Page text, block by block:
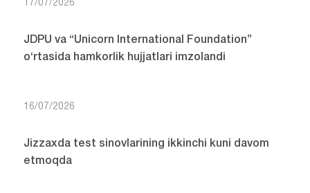
17/07/2026
JDPU va “Unicorn International Foundation”
o‘rtasida hamkorlik hujjatlari imzolandi
16/07/2026
Jizzaxda test sinovlarining ikkinchi kuni davom
etmoqda